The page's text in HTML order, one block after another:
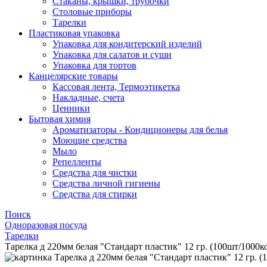
Столовые приборы
Тарелки
Пластиковая упаковка
Упаковка для кондитерский изделий
Упаковка для салатов и суши
Упаковка для тортов
Канцелярские товары
Кассовая лента, Термоэтикетка
Накладные, счета
Ценники
Бытовая химия
Ароматизаторы - Кондиционеры для белья
Моющие средства
Мыло
Репелленты
Средства для чистки
Средства личной гигиены
Средства для стирки
Поиск
Одноразовая посуда
Тарелки
Тарелка д 220мм белая "Стандарт пластик" 12 гр. (100шт/